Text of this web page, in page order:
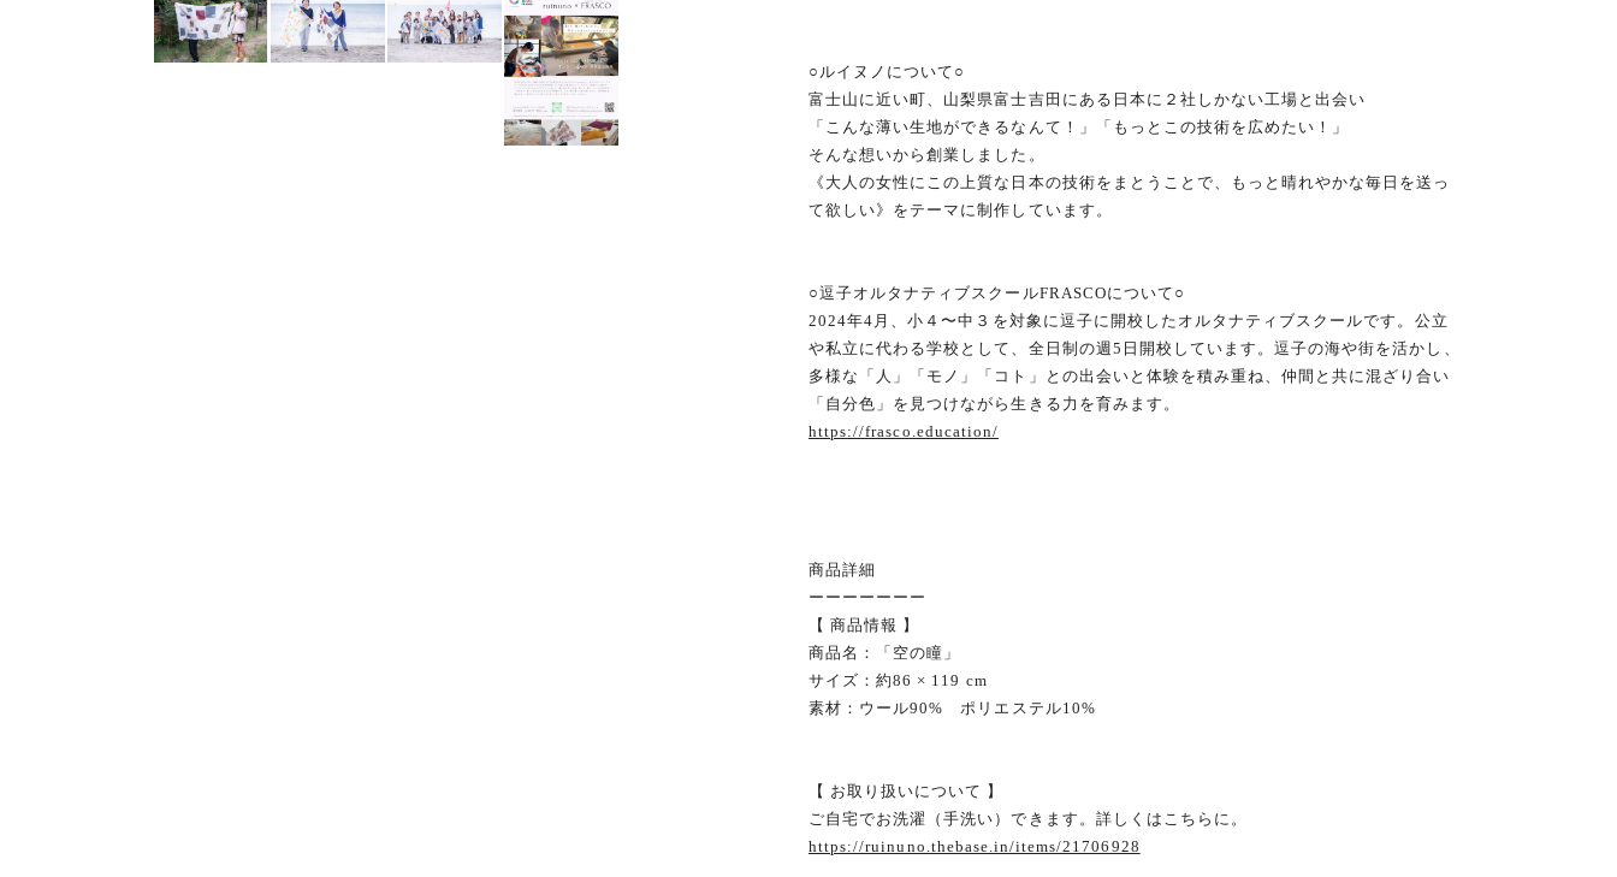
○ルイヌノについて○
富士山に近い町、山梨県富士吉田にある日本に２社しかない工場と出会い
「こんな薄い生地ができるなんて！」「もっとこの技術を広めたい！」
そんな想いから創業しました。
《大人の女性にこの上質な日本の技術をまとうことで、もっと晴れやかな毎日を送っ
て欲しい》をテーマに制作しています。
○逗子オルタナティブスクールFRASCOについて○
2024年4月、小４〜中３を対象に逗子に開校したオルタナティブスクールです。公立
や私立に代わる学校として、全日制の週5日開校しています。逗子の海や街を活かし、
多様な「人」「モノ」「コト」との出会いと体験を積み重ね、仲間と共に混ざり合い
「自分色」を見つけながら生きる力を育みます。
https://frasco.education/
商品詳細
ーーーーーーー
【 商品情報 】
商品名：「空の瞳」
サイズ：約86 × 119 cm
素材：ウール90% ポリエステル10%
【 お取り扱いについて 】
ご自宅でお洗濯（手洗い）できます。詳しくはこちらに。
https://ruinuno.thebase.in/items/21706928